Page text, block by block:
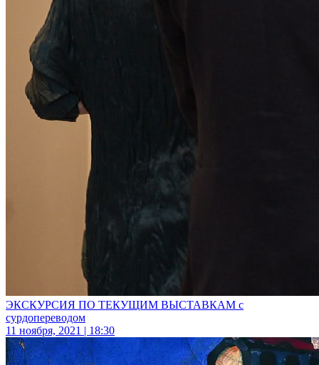
ЭКСКУРСИЯ ПО ТЕКУЩИМ ВЫСТАВКАМ с
сурдопереводом
11 ноября, 2021 | 18:30